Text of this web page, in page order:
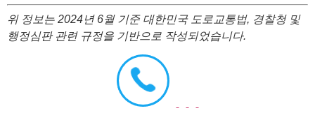
위 정보는 2024년 6월 기준 대한민국 도로교통법, 경찰청 및
행정심판 관련 규정을 기반으로 작성되었습니다.